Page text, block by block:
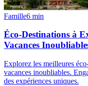
Famille6 min
Éco-Destinations à
Vacances
Explorez les meilleures
vacances inoubliables.
des expériences uniques.